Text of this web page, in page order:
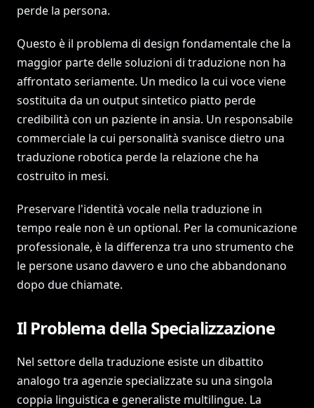
perde la persona.
Questo è il problema di design fondamentale che la
maggior parte delle soluzioni di traduzione non ha
affrontato seriamente. Un medico la cui voce viene
sostituita da un output sintetico piatto perde
credibilità con un paziente in ansia. Un responsabile
commerciale la cui personalità svanisce dietro una
traduzione robotica perde la relazione che ha
costruito in mesi.
Preservare l'identità vocale nella traduzione in
tempo reale non è un optional. Per la comunicazione
professionale, è la differenza tra uno strumento che
le persone usano davvero e uno che abbandonano
dopo due chiamate.
Il Problema della Specializzazione
Nel settore della traduzione esiste un dibattito
analogo tra agenzie specializzate su una singola
coppia linguistica e generaliste multilingue. La